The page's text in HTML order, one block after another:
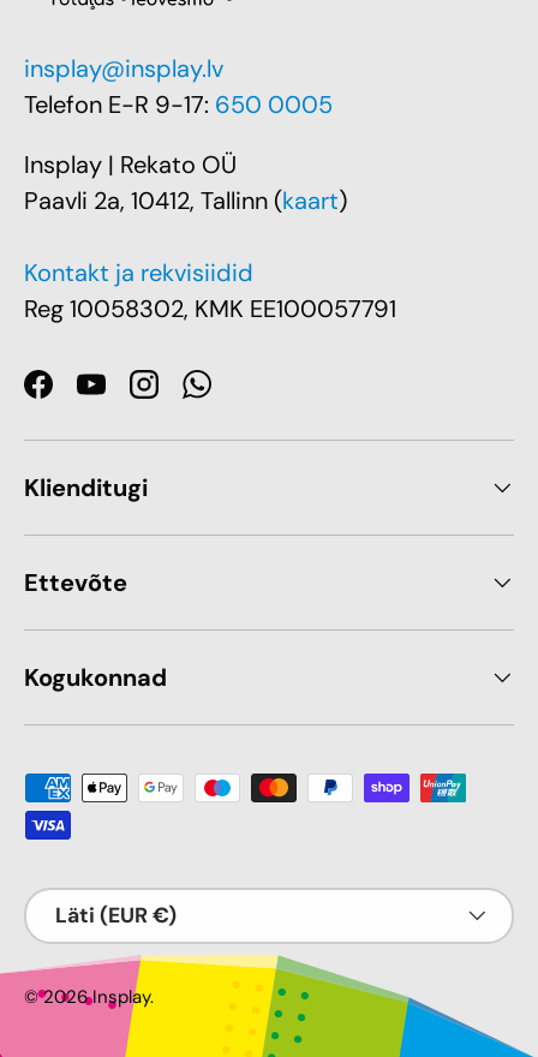
insplay@insplay.lv
Telefon E-R 9-17: 650 0005
Insplay | Rekato OÜ
Paavli 2a, 10412, Tallinn (kaart)
Kontakt ja rekvisiidid
Reg 10058302, KMK EE100057791
Facebook
YouTubeInstagramWhatsApp
Klienditugi
Ettevõte
Kogukonnad
Makseviis sobib
RiikLäti (EUR €)
© 2026Insplay.